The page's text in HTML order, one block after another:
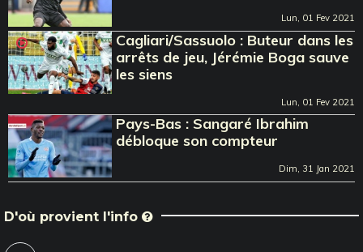
Lun, 01 Fev 2021
Cagliari/Sassuolo : Buteur dans les
arrêts de jeu, Jérémie Boga sauve
les siens
Lun, 01 Fev 2021
Pays-Bas : Sangaré Ibrahim
débloque son compteur
Dim, 31 Jan 2021
D'où provient l'info